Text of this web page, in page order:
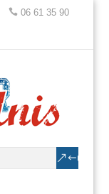
06 61 35 90